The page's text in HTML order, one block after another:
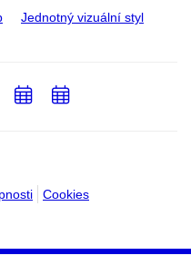
Jednotný vizuální styl
Cookies
PřidatPřidat